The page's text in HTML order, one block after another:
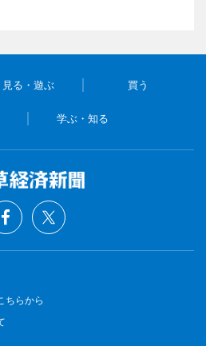
見る・遊ぶ 買う
学ぶ・知る
ちらから